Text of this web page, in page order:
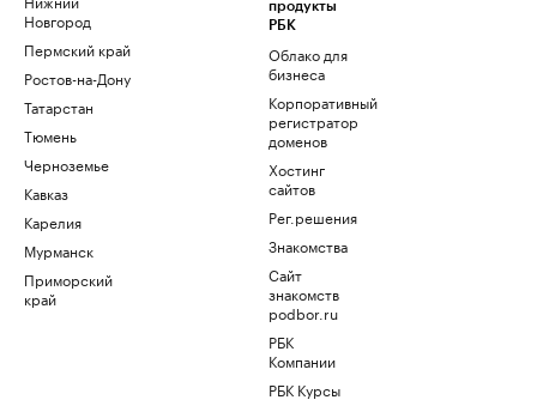
Новгород
Пермский край
Ростов-на-Дону
Татарстан
Тюмень
Черноземье
Кавказ
Карелия
Мурманск
Приморский
край
продукты
РБК
Облако для
бизнеса
Корпоративный
регистратор
доменов
Хостинг
сайтов
Рег.решения
Знакомства
Сайт
знакомств
podbor.ru
РБК
Компании
РБК Курсы